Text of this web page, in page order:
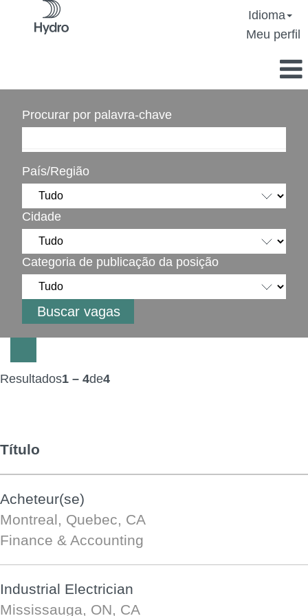
Idioma
Meu perfil
Procurar por palavra-chave
País/Região
Cidade
Categoria de publicação da posição
Resultados1 – 4de4
Título
Acheteur(se)
Montreal, Quebec, CA
Finance & Accounting
Industrial Electrician
Mississauga, ON, CA